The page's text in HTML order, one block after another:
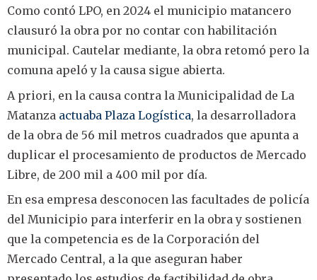
Como contó LPO, en 2024 el municipio matancero
clausuró la obra por no contar con habilitación
municipal. Cautelar mediante, la obra retomó pero la
comuna apeló y la causa sigue abierta.
A priori, en la causa contra la Municipalidad de La
Matanza actuaba Plaza Logística, la desarrolladora
de la obra de 56 mil metros cuadrados que apunta a
duplicar el procesamiento de productos de Mercado
Libre, de 200 mil a 400 mil por día.
En esa empresa desconocen las facultades de policía
del Municipio para interferir en la obra y sostienen
que la competencia es de la Corporación del
Mercado Central, a la que aseguran haber